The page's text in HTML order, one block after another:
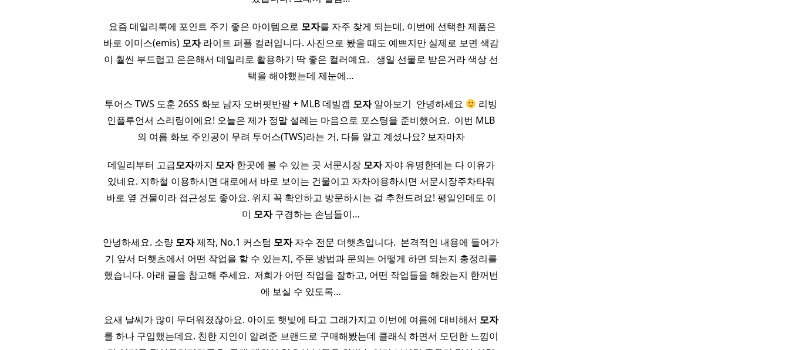
​ 요즘 데일리룩에 포인트 주기 좋은 아이템으로 모자를 자주 찾게 되는데, 이번에 선택한 제품은
바로 이미스(emis) 모자라이트 퍼플 컬러입니다. 사진으로 봤을 때도 예쁘지만 실제로 보면 색감
이 훨씬 부드럽고 은은해서 데일리로 활용하기 딱 좋은 컬러예요. ​ ​ 생일 선물로 받은거라 색상 선
택을 해야했는데 제눈에…
투어스 TWS 도훈 26SS 화보 남자 오버핏반팔 + MLB 데빌캡 모자알아보기 ​ 안녕하세요
리빙
인플루언서 스리링​이에요! 오늘은 제가 정말 설레는 마음으로 포스팅을 준비했어요. ​ 이번 MLB​
의 여름 화보 주인공이 무려 투어스(TWS)​라는 거, 다들 알고 계셨나요? 보자마자
데일리부터 고급모자까지 모자한곳에 볼 수 있는 곳 서문시장 모자자야 유명한데는 다 이유가
있네요. 지하철 이용하시면 대로에서 바로 보이는 건물이고 자차이용하시면 서문시장주차타워
바로 옆 건물이라 접근성도 좋아요. 위치 꼭 확인하고 방문하시는 걸 추천드려요! 평일인데도 이
미 모자구경하는 손님들이…
안녕하세요. 소량 모자제작, No.1 커스텀 모자자수 전문 더햇츠입니다. ​ 본격적인 내용에 들어가
기 앞서 더햇츠에서 어떤 작업을 할 수 있는지, 주문 방법과 문의는 어떻게 하면 되는지 총정리를
했습니다. 아래 글을 참고해 주세요. ​ 저희가 어떤 작업을 잘하고, 어떤 작업들을 해왔는지 한꺼번
에 보실 수 있도록…
요새 날씨가 많이 무더워졌잖아요. 아이도 햇빛에 타고 그래가지고 이번에 여름에 대비해서 모자
를 하나 구입했는데요. 친한 지인이 알려준 브랜드로 구매해봤는데 클래식 하면서 모던한 느낌이